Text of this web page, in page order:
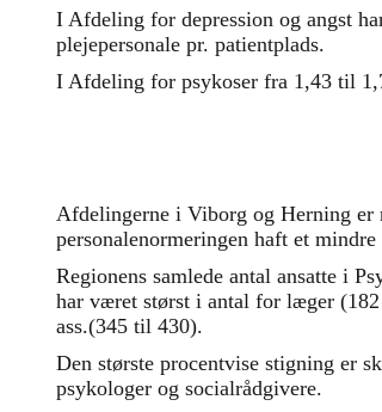
I Afdeling for depression og angst
plejepersonale pr. patientplads.
I Afdeling for psykoser fra 1,43 til
Afdelingerne i Viborg og Herning er
personalenormeringen haft et
Regionens samlede antal ansatte i
har været størst i antal for læger
ass.(345 til 430).
Den største procentvise stigning er
psykologer og socialrådgivere.